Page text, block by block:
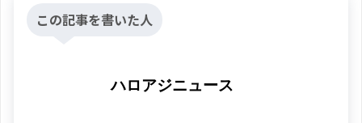
この記事を書いた人
ハロアジニュース